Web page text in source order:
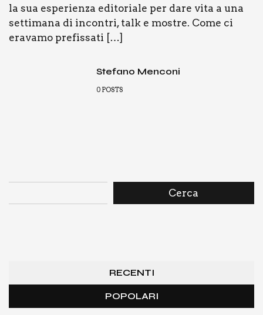
la sua espe­rien­za edi­to­ria­le per dare vita a una
set­ti­ma­na di incon­tri, talk e mostre. Come ci
era­va­mo pre­fis­sa­ti […]
Stefano Menconi
0 POSTS
Cerca
RECENTI
POPOLARI